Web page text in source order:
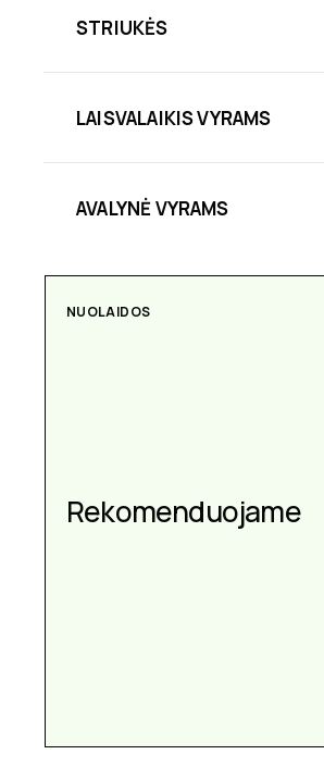
STRIUKĖS
LAISVALAIKIS VYRAMS
AVALYNĖ VYRAMS
NUOLAIDOS
Rekomenduojame
AKSESUARAI
Aksesuarai kiekvienai
progai